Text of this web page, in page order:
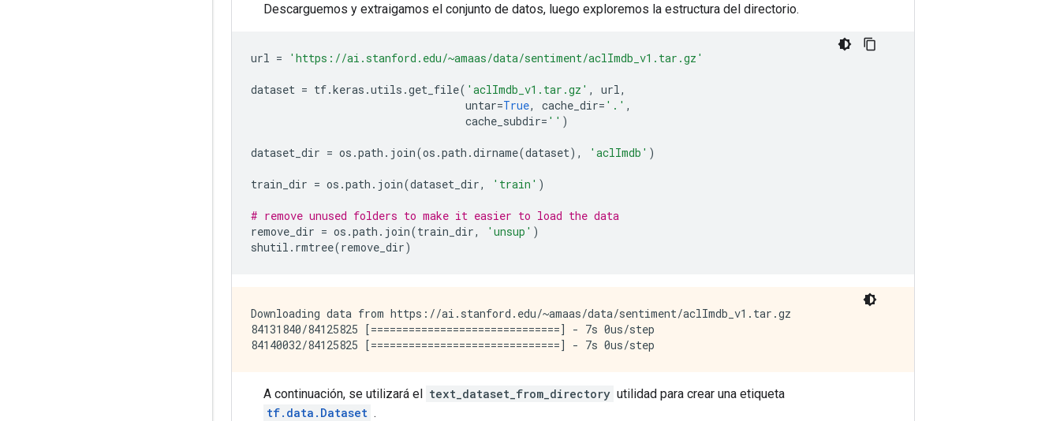
Descarguemos y extraigamos el conjunto de datos, luego exploremos la estructura del directorio.
url = 'https://ai.stanford.edu/~amaas/data/sentiment/aclImdb_v1.tar.gz'
dataset = tf.keras .utils .get_file( 'aclImdb_v1.tar.gz' , url,
untar=True, cache_dir= '.' ,
cache_subdir= '' )
dataset_dir = os .path . join(os .path .dirname(dataset), 'aclImdb' )
train_dir = os .path . join(dataset_dir, 'train' )
# remove unused folders to make it easier to load the data
remove_dir = os .path . join(train_dir, 'unsup' )
shutil . rmtree(remove_dir)
Downloading data from https://ai.stanford.edu/~amaas/data/sentiment/aclImdb_v1.tar.gz
84131840/84125825 [==============================] - 7s 0us/step
A continuación, se utilizará el text_dataset_from_directory utilidad para crear una etiqueta
tf.data.Dataset .